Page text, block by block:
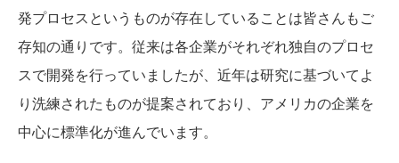
発プロセスというものが存在していることは皆さんもご
存知の通りです。従来は各企業がそれぞれ独自のプロセ
スで開発を行っていましたが、近年は研究に基づいてよ
り洗練されたものが提案されており、アメリカの企業を
中心に標準化が進んでいます。